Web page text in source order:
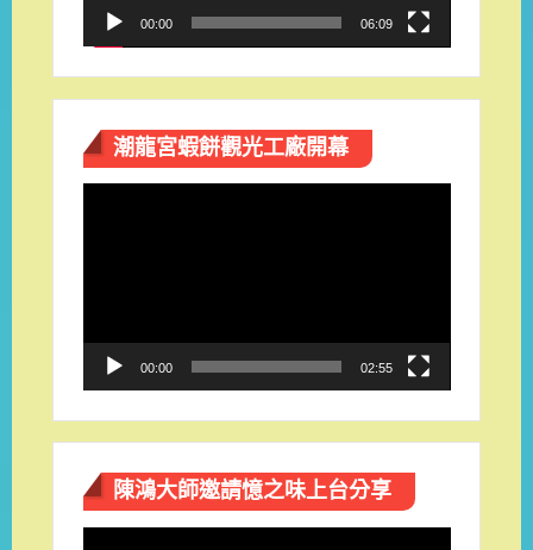
00:00 06:09
潮龍宮蝦餅觀光工廠開幕
00:00 02:55
陳鴻大師邀請憶之味上台分享